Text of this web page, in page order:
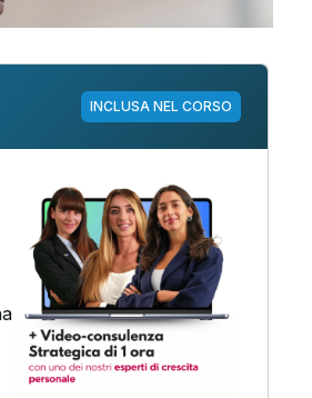
INCLUSA NEL CORSO